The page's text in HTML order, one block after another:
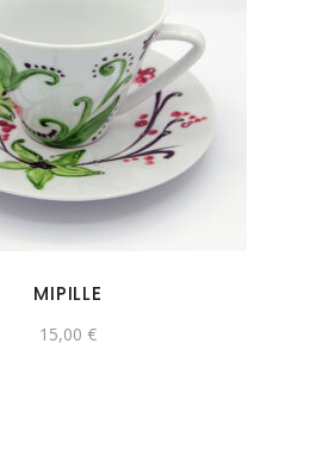
MIPILLE
15,00 €